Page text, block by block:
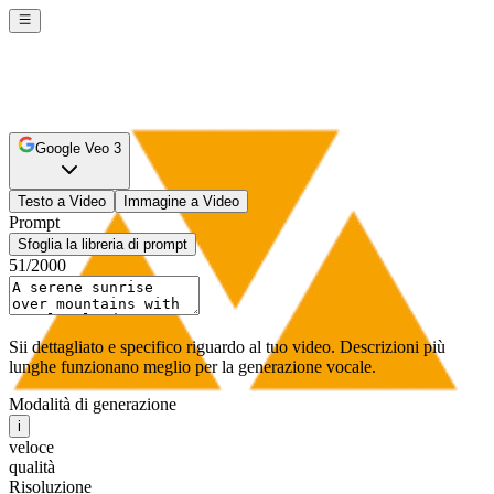
Google Veo 3
Testo a Video Immagine a Video
Prompt
Sfoglia la libreria di prompt
51/2000
Sii dettagliato e specifico riguardo al tuo video. Descrizioni più
lunghe funzionano meglio per la generazione vocale.
Modalità di generazione
i
veloce
qualità
Risoluzione